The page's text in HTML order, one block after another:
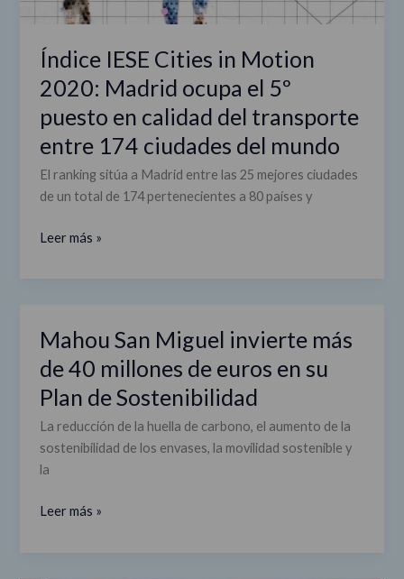
Índice IESE Cities in Motion
2020: Madrid ocupa el 5º
puesto en calidad del transporte
entre 174 ciudades del mundo
El ranking sitúa a Madrid entre las 25 mejores ciudades
de un total de 174 pertenecientes a 80 países y
en
calidad
del
transporte
entre
174
ciudades
del
mundo
Leer más »
Mahou San Miguel invierte más
de 40 millones de euros en su
Plan de Sostenibilidad
La reducción de la huella de carbono, el aumento de la
sostenibilidad de los envases, la movilidad sostenible y
la
Mahou
Miguel
invierte
más
de
40
de
Leer más »